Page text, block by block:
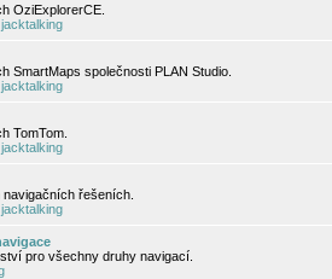
OziExplorerCE.
jacktalking
SmartMaps společnosti PLAN Studio.
jacktalking
TomTom.
jacktalking
řešeních.
jacktalking
pro všechny druhy navigací.